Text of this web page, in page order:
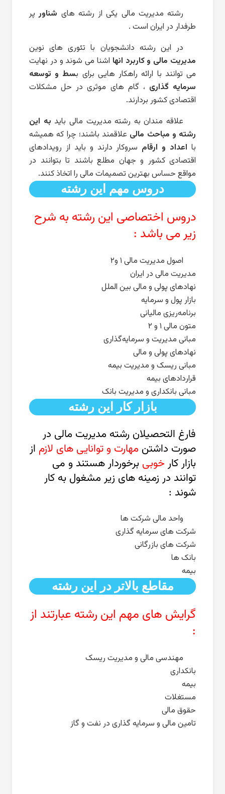
رشته مدیریت مالی یکی از رشته های شناورپر
طرفدار در ایران است .
در این رشته دانشجویان با تئوری های نوین
مدیریت مالی و کاربرد انها اشنا می شوند و در نهایت
می توانند با ارائه راهکار هایی برای بسط و توسعه
سرمایه گذاری ، گام های موثری در حل مشکلات
اقتصادی کشور بردارند.
علاقه مندان به رشته مدیریت مالی باید به این
رشته و مباحث مالی علاقمند باشند؛ چرا که همیشه
با اعداد و ارقام سروکار دارند و باید از رویدادهای
اقتصادی کشور و جهان مطلع باشند تا بتوانند در
مواقع حساس بهترین تصمیمات مالی را اتخاذ کنند.
دروس مهم این رشته
دروس اختصاصی این رشته به شرح
زیر می باشد :
اصول مدیریت مالی ۱ و۲
مدیریت مالی در ایران
نهادهای پولی و مالی بین الملل
بازار پول و سرمایه
برنامه‌ریزی مالیانی
متون مالی ۱ و ۲
مبانی مدیریت و سرمایه‌گذاری
نهادهای پولی و مالی
مبانی ریسک و مدیریت بیمه
قراردادهای بیمه
مبانی بانکداری و مدیریت بانک
بازار کار این رشته
فارغ التحصیلان رشته مدیریت مالی در
صورت داشتن مهارت و توانایی های لازم از
بازار کار خوبی برخوردار هستند و می
توانند در زمینه های زیر مشغول به کار
شوند :
واحد مالی شرکت ها
شرکت های سرمایه گذاری
شرکت های بازرگانی
بانک ها
بیمه
مقاطع بالاتر در این رشته
گرایش های مهم این رشته عبارتند از
:
مهندسی مالی و مدیریت ریسک
بانکداری
بیمه
مستغلات
حقوق مالی
تامین مالی و سرمایه گذاری در نفت و گاز